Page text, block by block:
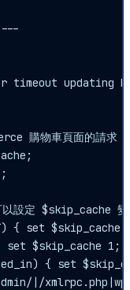
timeout updating
購物車頁面的請求，
設定 $skip_cache 變
{ set $skip_cache
set $skip_cache 1;
{ set
|/